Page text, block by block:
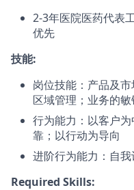
2-3年医院医药代表
优先
技能:
岗位技能：产品及
区域管理；业务的
行为能力：以客户
靠；以行动为导向
进阶行为能力：自
Required Skills: